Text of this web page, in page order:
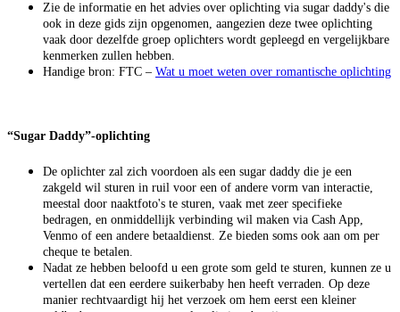
Zie de informatie en het advies over oplichting via sugar daddy's die
ook in deze gids zijn opgenomen, aangezien deze twee oplichting
vaak door dezelfde groep oplichters wordt gepleegd en vergelijkbare
kenmerken zullen hebben.
Handige bron: FTC – Wat u moet weten over romantische oplichting
“Sugar Daddy”-oplichting
De oplichter zal zich voordoen als een sugar daddy die je een
zakgeld wil sturen in ruil voor een of andere vorm van interactie,
meestal door naaktfoto's te sturen, vaak met zeer specifieke
bedragen, en onmiddellijk verbinding wil maken via Cash App,
Venmo of een andere betaaldienst. Ze bieden soms ook aan om per
cheque te betalen.
Nadat ze hebben beloofd u een grote som geld te sturen, kunnen ze u
vertellen dat een eerdere suikerbaby hen heeft verraden. Op deze
manier rechtvaardigt hij het verzoek om hem eerst een kleiner